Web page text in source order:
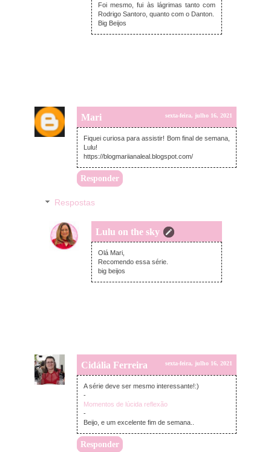
Foi mesmo, fui às lágrimas tanto com
Rodrigo Santoro, quanto com o Danton.
Big Beijos
Mari sexta-feira, julho 16, 2021
Fiquei curiosa para assistir! Bom final de semana,
Lulu!
https://blogmariianaleal.blogspot.com/
Responder
Respostas
Lulu on the sky
segunda-feira, julho 19, 2021
Olá Mari,
Recomendo essa série.
big beijos
Cidália Ferreira sexta-feira, julho 16, 2021
A série deve ser mesmo interessante!:)
-
Momentos de lúcida reflexão
-
Beijo, e um excelente fim de semana..
Responder